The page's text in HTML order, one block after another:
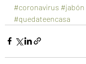
#coronavirus #jabón
#quedateencasa